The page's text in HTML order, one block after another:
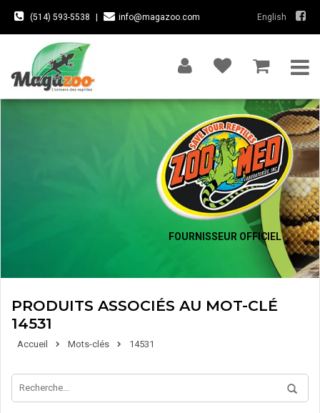
(514) 593-5538 info@magazoo.com English
FOURNISSEUR OFFICIEL
PRODUITS ASSOCIÉS AU MOT-CLÉ
14531
Accueil Mots-clés 14531